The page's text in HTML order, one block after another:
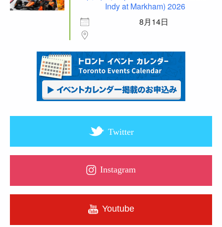
Indy at Markham) 2026
8月14日
Twitter
Instagram
Youtube